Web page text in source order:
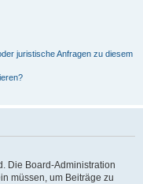
juristische Anfragen zu diesem
Die Board-Administration
müssen, um Beiträge zu